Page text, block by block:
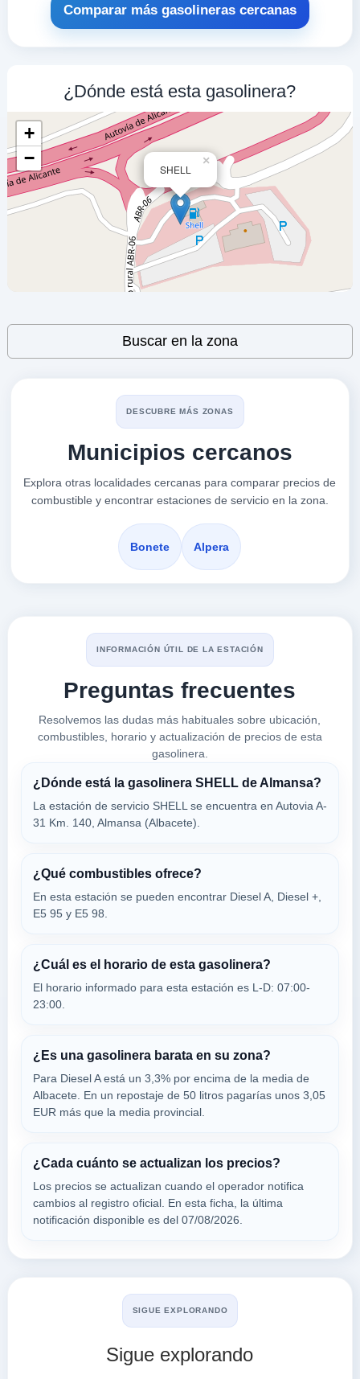
REPSOL
a 6.51 Km
ALMANSA,
PLENERGY
a 6.57 Km
Avenida Ayora Con Avenida Adolfo Suarez,
S...
VER PRECIOS
02640
02640
VER PRECIOS
COOPERATIVA SANTA
GASOLINERA LOW
Carretera N-430 Badajoz A Valencia Km. 594
02640
VER PRECIOS
a 13.48 Km
Autovia A-31 Km. 126
BONETE,
REPSOL
a 13.49 Km
Cr N-430, 566,3
02640
BODEGAS SANTIAGO
02640
VER PRECIOS
Calle Capataz Santiago, 23
MONTEALEGRE DEL CASTILLO,
02640
VER PRECIOS
Comparar más gasolineras cercanas
¿Dónde está esta gasolinera?
SHELL
×
+
−
Buscar en la zona
DESCUBRE MÁS ZONAS
Municipios cercanos
Explora otras localidades cercanas para comparar precios de
combustible y encontrar estaciones de servicio en la zona.
Bonete Alpera
INFORMACIÓN ÚTIL DE LA ESTACIÓN
Preguntas frecuentes
Resolvemos las dudas más habituales sobre ubicación,
combustibles, horario y actualización de precios de esta
gasolinera.
¿Dónde está la gasolinera SHELL de Almansa?
La estación de servicio SHELL se encuentra en Autovia A-
31 Km. 140, Almansa (Albacete).
¿Qué combustibles ofrece?
En esta estación se pueden encontrar Diesel A, Diesel +,
E5 95 y E5 98.
¿Cuál es el horario de esta gasolinera?
El horario informado para esta estación es L-D: 07:00-
23:00.
¿Es una gasolinera barata en su zona?
Para Diesel A está un 3,3% por encima de la media de
Albacete. En un repostaje de 50 litros pagarías unos 3,05
EUR más que la media provincial.
¿Cada cuánto se actualizan los precios?
Los precios se actualizan cuando el operador notifica
cambios al registro oficial. En esta ficha, la última
notificación disponible es del 07/08/2026.
SIGUE EXPLORANDO
Sigue explorando